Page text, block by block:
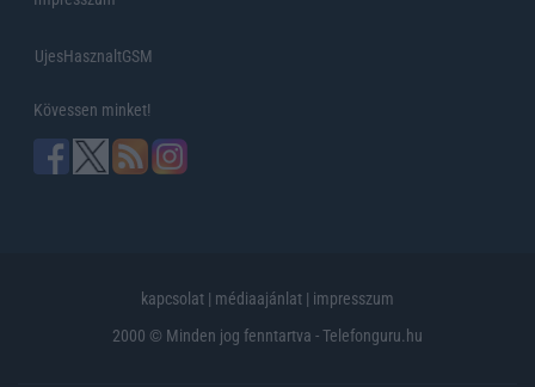
UjesHasznaltGSM
Kövessen minket!
kapcsolat | médiaajánlat | impresszum
2000 © Minden jog fenntartva - Telefonguru.hu